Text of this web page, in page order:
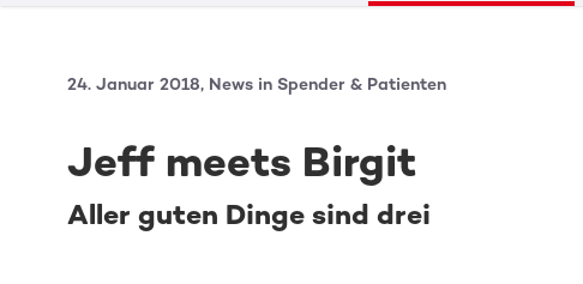
24. Januar 2018, News in Spender & Patienten
Jeff meets Birgit
Aller guten Dinge sind drei